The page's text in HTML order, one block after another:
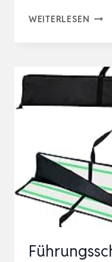
WEITERLESEN KWB
FÜR
INKL.